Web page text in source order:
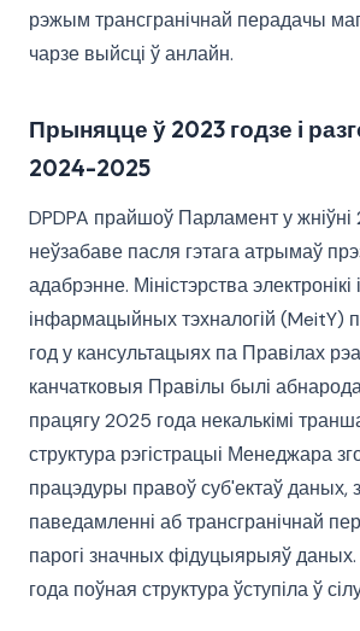
рэжым трансгранічнай перадачы
чарзе выйсці ў анлайн.
Прыняцце ў 2023 годзе і
2024-2025
DPDPA прайшоў Парламент у жніўні
неўзабаве пасля гэтага атрымаў
адабрэнне. Міністэрства электронікі і
інфармацыйных тэхналогій (MeitY)
год у кансультацыях па Правілах
канчатковыя Правілы былі
працягу 2025 года некалькімі
структура рэгістрацыі Менеджара
працэдуры правоў суб'ектаў даных,
паведамленні аб трансгранічнай
парогі значных фідуцыярыяў
года поўная структура ўступіла ў